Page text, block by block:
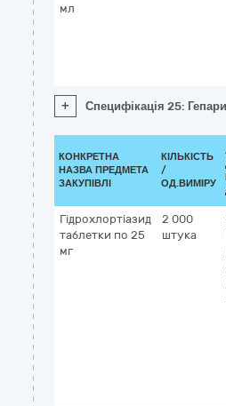
мл
+ Специфікація 25:
КОНКРЕТНА
НАЗВА ПРЕДМЕТА
ЗАКУПІВЛІ
КІЛЬКІСТЬ
/
ОД.ВИМІРУ
Гідрохлортіазид
таблетки по 25
мг
2 000
штука